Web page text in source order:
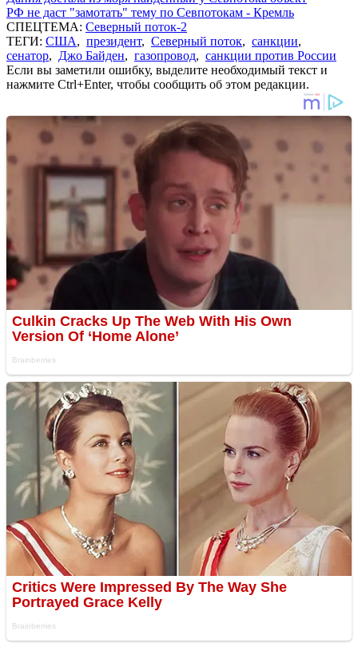
РФ не даст "замотать" тему по Севпотокам - Кремль
СПЕЦТЕМА: Северный поток-2
ТЕГИ: США, президент, Северный поток, санкции,
сенатор, Джо Байден, газопровод, санкции против России
Если вы заметили ошибку, выделите необходимый текст и
нажмите Ctrl+Enter, чтобы сообщить об этом редакции.